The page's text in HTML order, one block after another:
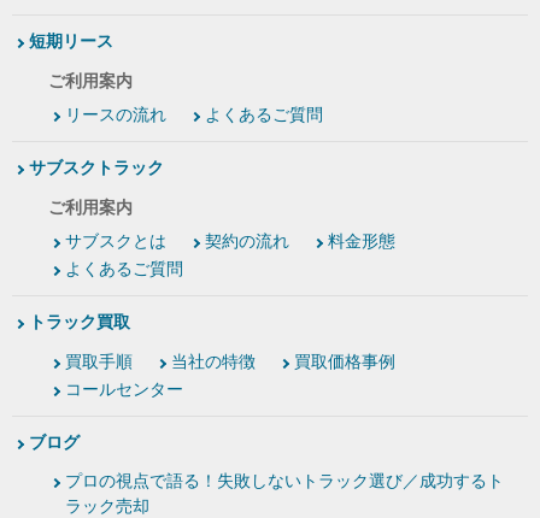
短期リース
ご利用案内
リースの流れ
よくあるご質問
サブスクトラック
ご利用案内
サブスクとは
契約の流れ
料金形態
よくあるご質問
トラック買取
買取手順 当社の特徴
買取価格事例
コールセンター
ブログ
プロの視点で語る！失敗しないトラック選び／成功するト
ラック売却